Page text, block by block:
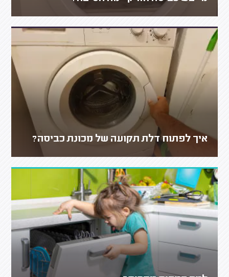
איך לפתוח דלת תקועה של מכונת כביסה?